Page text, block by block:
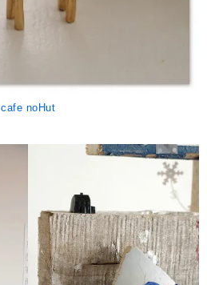
cafe noHut